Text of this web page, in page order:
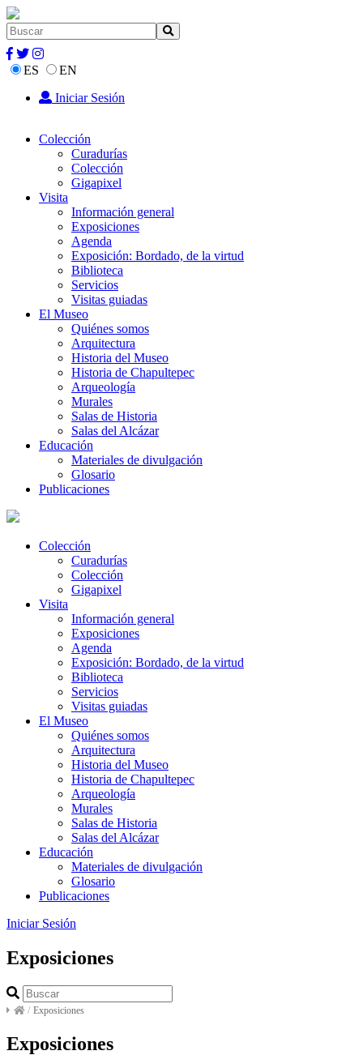
ES
EN
Iniciar Sesión
Colección
Curadurías
Colección
Gigapixel
Visita
Información general
Exposiciones
Agenda
Exposición: Bordado, de la virtud
Biblioteca
Servicios
Visitas guiadas
El Museo
Quiénes somos
Arquitectura
Historia del Museo
Historia de Chapultepec
Arqueología
Murales
Salas de Historia
Salas del Alcázar
Educación
Materiales de divulgación
Glosario
Publicaciones
Colección
Curadurías
Colección
Gigapixel
Visita
Información general
Exposiciones
Agenda
Exposición: Bordado, de la virtud
Biblioteca
Servicios
Visitas guiadas
El Museo
Quiénes somos
Arquitectura
Historia del Museo
Historia de Chapultepec
Arqueología
Murales
Salas de Historia
Salas del Alcázar
Educación
Materiales de divulgación
Glosario
Publicaciones
Iniciar Sesión
Exposiciones
/ Exposiciones
Exposiciones